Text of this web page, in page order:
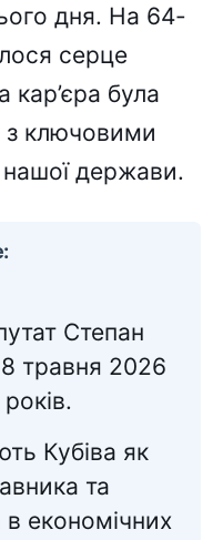
дня. На 64-
серце
кар’єра була
з ключовими
держави.
Степан
травня 2026
Кубіва як
та
економічних